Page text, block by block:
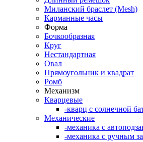
Миланский браслет (Mesh)
Карманные часы
Форма
Бочкообразная
Круг
Нестандартная
Овал
Прямоугольник и квадрат
Ромб
Механизм
Кварцевые
-кварц с солнечной
Механические
-механика с
-механика с ручным